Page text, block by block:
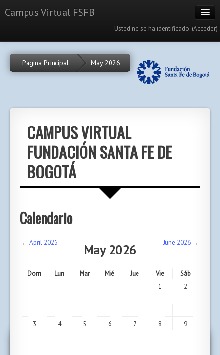
Campus Virtual FSFB
Usted no se ha identificado. (Acceder)
Calendario
Español Colombiano (es_co)
Página Principal May 2026
CAMPUS VIRTUAL
FUNDACIÓN SANTA FE DE
BOGOTÁ
Calendario
← April 2026 May 2026 June 2026 →
Dom Lun Mar Mié Jue Vie
Sáb
1
2
3 4 5 6 7 8 9